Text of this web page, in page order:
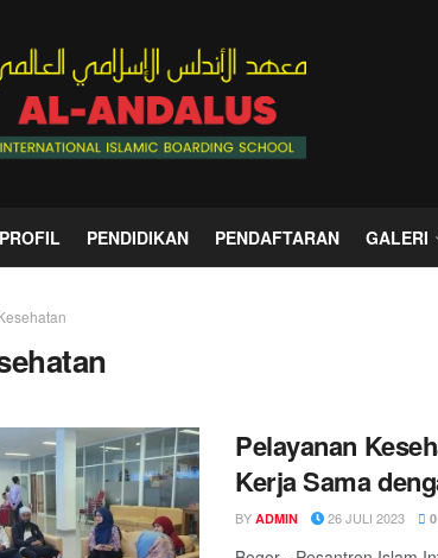
PROFIL PENDIDIKAN PENDAFTARAN GALERI
Pelayanan
Kerja Sama
BY ADMIN 26 JULI 2023 0